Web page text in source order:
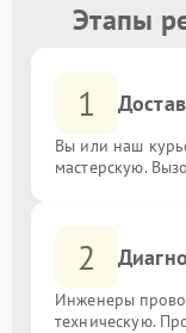
Этапы
1
Вы или наш
мастерскую.
2
Инженеры
техническую.